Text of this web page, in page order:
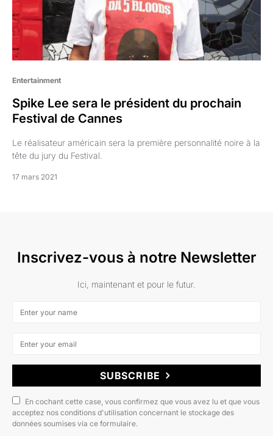
Entertainment
Spike Lee sera le président du prochain
Festival de Cannes
Le réalisateur américain sera la première personnalité noire à la
tête du jury du Festival.
17 mars 2021
Inscrivez-vous à notre Newsletter
Ici, maintenant et pour le futur.
SUBSCRIBE
En cochant cette case, vous confirmez que vous avez lu et que vous
acceptez nos conditions d'utilisation concernant le stockage des
données soumises via ce formulaire.